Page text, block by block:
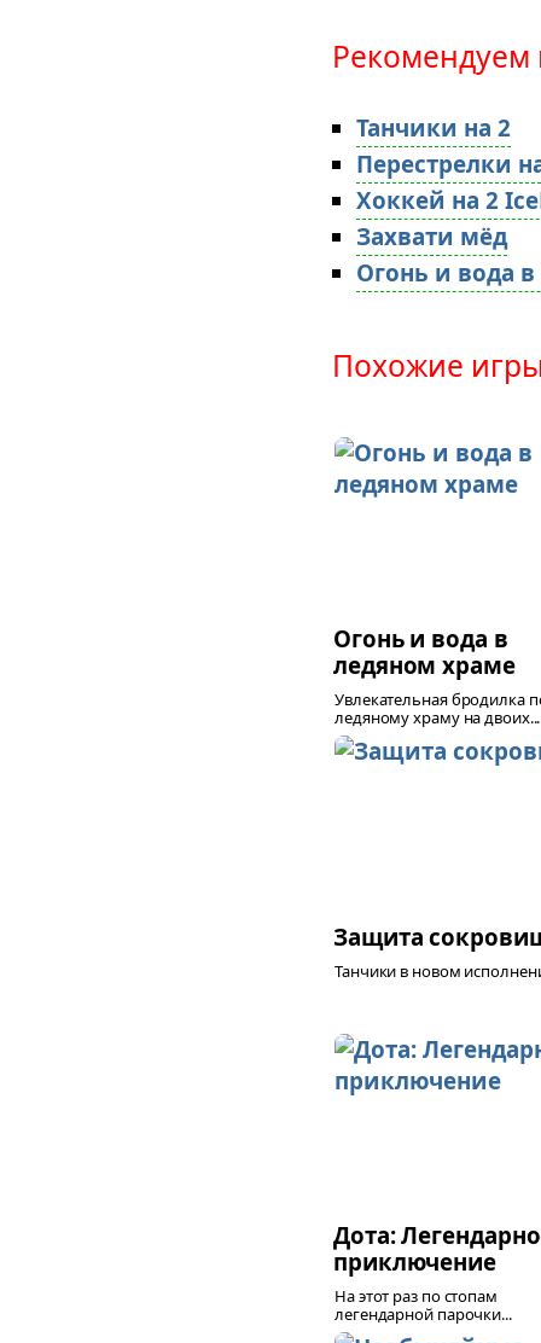
Рекомендуем
Танчики на 2
Перестрелки
Хоккей на 2
Захвати мёд
Огонь и вода
Похожие
Огонь и вода в
ледяном храме
Увлекательная бродилка
ледяному храму на
Защита
Танчики в новом
Дота:
приключение
На этот раз по стопам
легендарной парочки...